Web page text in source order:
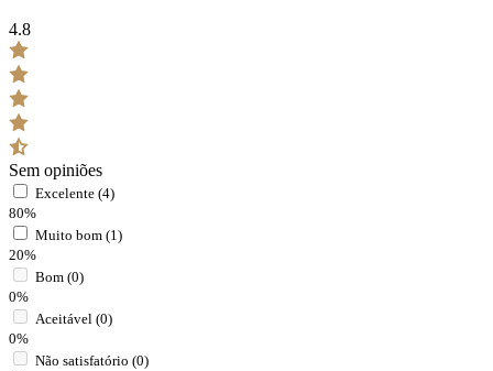
4.8
Sem opiniões
Excelente (4)
80%
Muito bom (1)
20%
Bom (0)
0%
Aceitável (0)
0%
Não satisfatório (0)